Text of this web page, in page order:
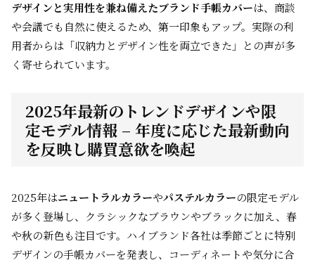
デザインと実用性を兼ね備えたブランド手帳カバーは、商談
や会議でも自然に使えるため、第一印象もアップ。実際の利
用者からは「収納力とデザイン性を両立できた」との声が多
く寄せられています。
2025年最新のトレンドデザインや限
定モデル情報 – 年度に応じた最新動向
を反映し購買意欲を喚起
2025年はニュートラルカラーやパステルカラーの限定モデル
が多く登場し、クラシックなブラウンやブラックに加え、春
や秋の新色も注目です。ハイブランド各社は季節ごとに特別
デザインの手帳カバーを発表し、コーディネートや気分に合